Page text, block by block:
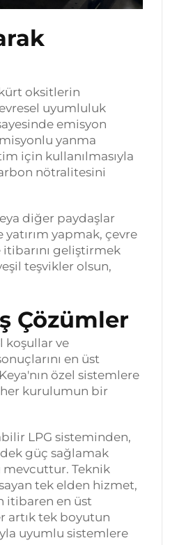
oksitlerin
uyumluluk
emisyon
yanma
için kullanılmasıyla
nötralitesini
diğer paydaşlar
yapmak, çevre
itibarını geliştirmek
teşvikler olsun,
Çözümler
koşullar ve
en üst
özel sistemlere
kurulumun bir
LPG sisteminden,
güç sağlamak
mevcuttur. Teknik
tek elden hizmet,
itibaren en üst
artık tek boyutun
uyumlu sistemlere